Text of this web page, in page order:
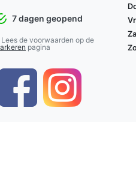
7 dagen geopend
Lees de voorwaarden op de
pagina